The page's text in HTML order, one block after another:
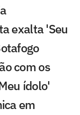
exalta 'Seu
com os
ídolo'
em